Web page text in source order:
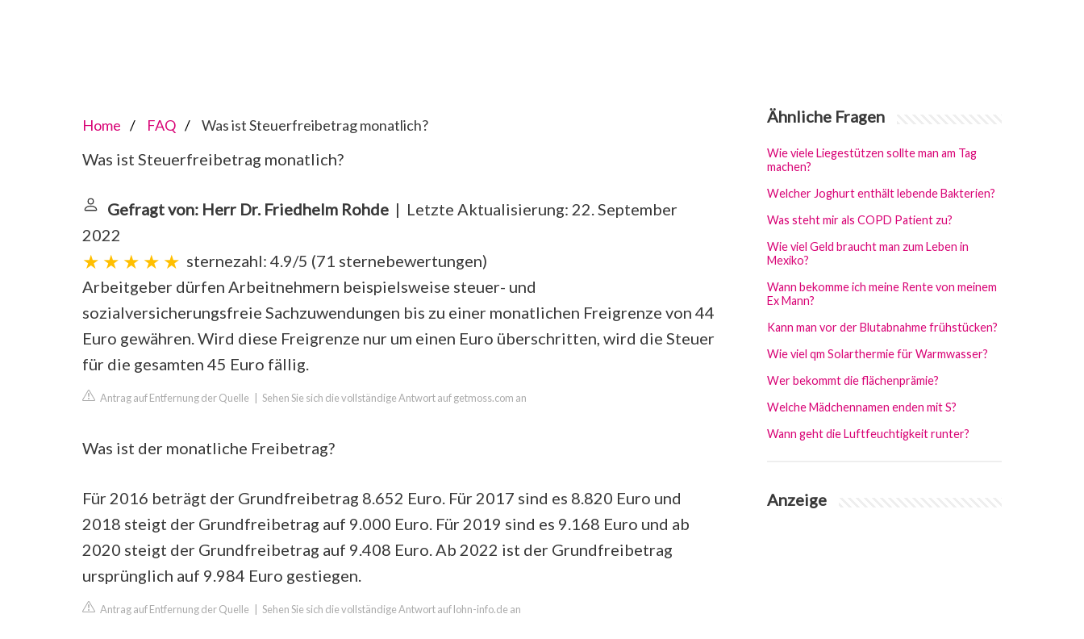
Home FAQ Was ist Steuerfreibetrag monatlich?
Was ist Steuerfreibetrag monatlich?
Gefragt von: Herr Dr. Friedhelm Rohde | Letzte Aktualisierung: 22. September
2022
sternezahl: 4.9/5 (71 sternebewertungen)
Arbeitgeber dürfen Arbeitnehmern beispielsweise steuer- und
sozialversicherungsfreie Sachzuwendungen bis zu einer monatlichen Freigrenze von 44
Euro gewähren. Wird diese Freigrenze nur um einen Euro überschritten, wird die Steuer
für die gesamten 45 Euro fällig.
Antrag auf Entfernung der Quelle Sehen Sie sich die vollständige Antwort auf getmoss.com an
Was ist der monatliche Freibetrag?
Für 2016 beträgt der Grundfreibetrag 8.652 Euro. Für 2017 sind es 8.820 Euro und
2018 steigt der Grundfreibetrag auf 9.000 Euro. Für 2019 sind es 9.168 Euro und ab
2020 steigt der Grundfreibetrag auf 9.408 Euro. Ab 2022 ist der Grundfreibetrag
ursprünglich auf 9.984 Euro gestiegen.
Antrag auf Entfernung der Quelle Sehen Sie sich die vollständige Antwort auf lohn-info.de an
Ähnliche Fragen
Wie viele Liegestützen sollte man am Tag
machen?
Welcher Joghurt enthält lebende Bakterien?
Was steht mir als COPD Patient zu?
Wie viel Geld braucht man zum Leben in
Mexiko?
Wann bekomme ich meine Rente von meinem
Ex Mann?
Kann man vor der Blutabnahme frühstücken?
Wie viel qm Solarthermie für Warmwasser?
Wer bekommt die flächenprämie?
Welche Mädchennamen enden mit S?
Wann geht die Luftfeuchtigkeit runter?
Anzeige